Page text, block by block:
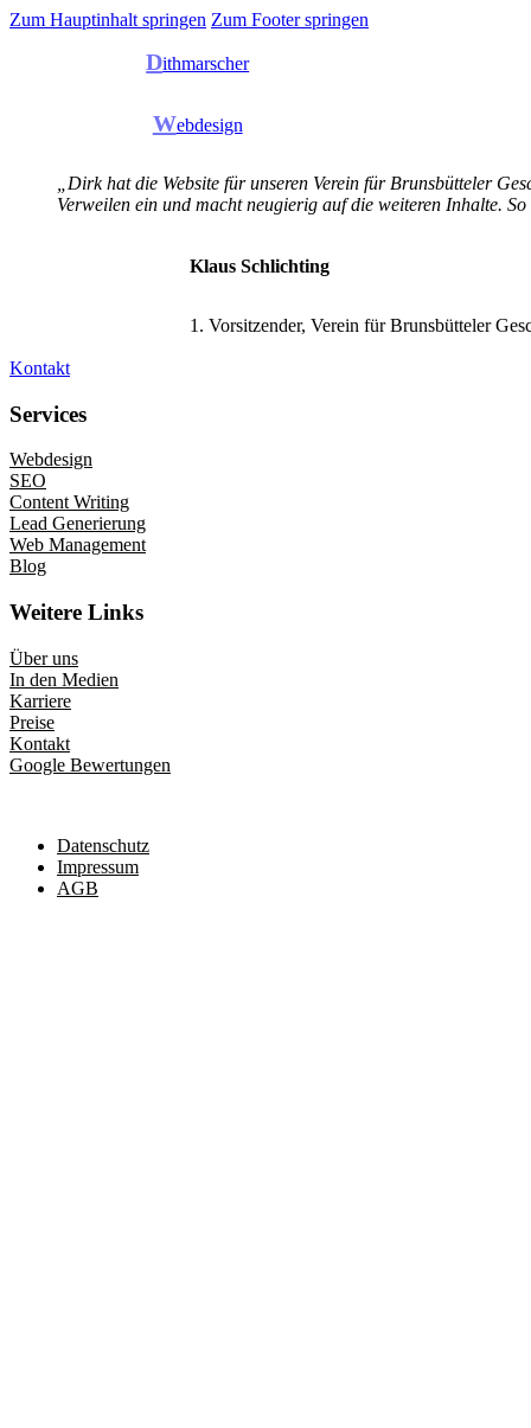
Zum Hauptinhalt springen Zum Footer springen
Dithmarscher
Webdesign
„Dirk hat die Website für unseren Verein für Brunsbütteler
Verweilen ein und macht neugierig auf die weiteren Inhalte.
Klaus Schlichting
1. Vorsitzender, Verein für Brunsbütteler
Kontakt
Services
Webdesign
SEO
Content Writing
Lead Generierung
Web Management
Blog
Weitere Links
Über uns
In den Medien
Karriere
Preise
Kontakt
Google Bewertungen
Datenschutz
Impressum
AGB